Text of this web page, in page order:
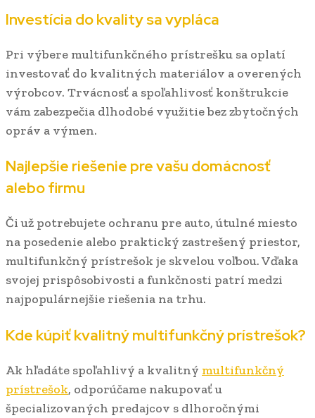
Investícia do kvality sa vypláca
Pri výbere multifunkčného prístrešku sa oplatí
investovať do kvalitných materiálov a overených
výrobcov. Trvácnosť a spoľahlivosť konštrukcie
vám zabezpečia dlhodobé využitie bez zbytočných
opráv a výmen.
Najlepšie riešenie pre vašu domácnosť
alebo firmu
Či už potrebujete ochranu pre auto, útulné miesto
na posedenie alebo praktický zastrešený priestor,
multifunkčný prístrešok je skvelou voľbou. Vďaka
svojej prispôsobivosti a funkčnosti patrí medzi
najpopulárnejšie riešenia na trhu.
Kde kúpiť kvalitný multifunkčný prístrešok?
Ak hľadáte spoľahlivý a kvalitný multifunkčný
prístrešok, odporúčame nakupovať u
špecializovaných predajcov s dlhoročnými